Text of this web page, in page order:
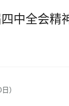
中全会精
）